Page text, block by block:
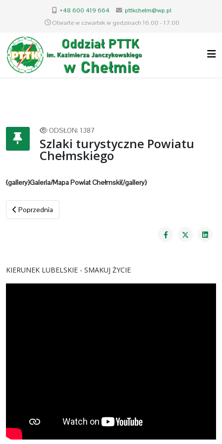
+48 600 419 664
pttkchelm@wp.pl
Otwarte w czwartek w godzinach 16.00 - 17.00
ODSŁON: 1387
Szlaki turystyczne Powiatu
Chełmskiego
{gallery}Galeria/Mapa Powiat Chełmski{/gallery}
Poprzednia strona: Szlak Renesansu Lubelskiego
Poprzednia
KIERUNEK LUBELSKIE - SMAKUJ ŻYCIE